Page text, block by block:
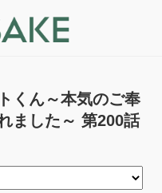
くん～本気のご奉
ました～ 第200話